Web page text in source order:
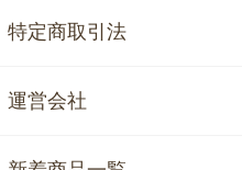
特定商取引法
運営会社